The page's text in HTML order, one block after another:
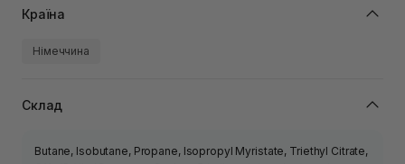
Країна
Німеччина
Склад
Butane, Isobutane, Propane, Isopropyl Myristate, Triethyl Citrate,